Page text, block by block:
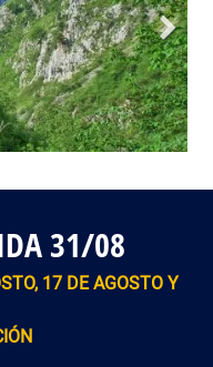
31/08
17 DE AGOSTO Y